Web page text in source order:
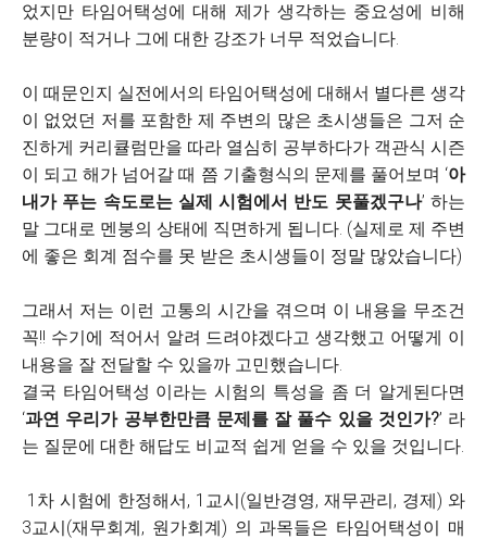
었지만 타임어택성에 대해 제가 생각하는 중요성에 비해
분량이 적거나 그에 대한 강조가 너무 적었습니다.
이 때문인지 실전에서의 타임어택성에 대해서 별다른 생각
이 없었던 저를 포함한 제 주변의 많은 초시생들은 그저 순
진하게 커리큘럼만을 따라 열심히 공부하다가 객관식 시즌
이 되고 해가 넘어갈 때 쯤 기출형식의 문제를 풀어보며 ‘아
내가 푸는 속도로는 실제 시험에서 반도 못풀겠구나’ 하는
말 그대로 멘붕의 상태에 직면하게 됩니다. (실제로 제 주변
에 좋은 회계 점수를 못 받은 초시생들이 정말 많았습니다)
그래서 저는 이런 고통의 시간을 겪으며 이 내용을 무조건
꼭!! 수기에 적어서 알려 드려야겠다고 생각했고 어떻게 이
내용을 잘 전달할 수 있을까 고민했습니다.
결국 타임어택성 이라는 시험의 특성을 좀 더 알게된다면
‘과연 우리가 공부한만큼 문제를 잘 풀수 있을 것인가?’ 라
는 질문에 대한 해답도 비교적 쉽게 얻을 수 있을 것입니다.
1차 시험에 한정해서, 1교시(일반경영, 재무관리, 경제) 와
3교시(재무회계, 원가회계) 의 과목들은 타임어택성이 매